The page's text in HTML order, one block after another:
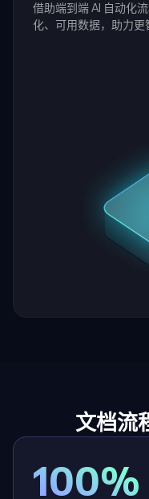
借助端到端 AI 自动化
化、可用数据，助力更
文档流
100%